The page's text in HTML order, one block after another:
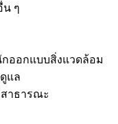
แล
าธารณะ